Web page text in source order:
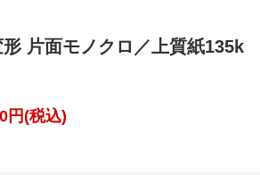
片面モノクロ／上質紙135k
円(税込)